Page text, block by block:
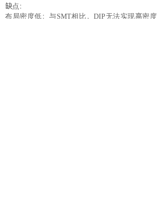
缺点：
布局密度低：与SMT相比，DIP无法实现高密度